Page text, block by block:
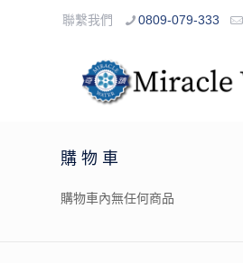
聯繫我們 0809-079-333
購物車
購物車內無任何商品